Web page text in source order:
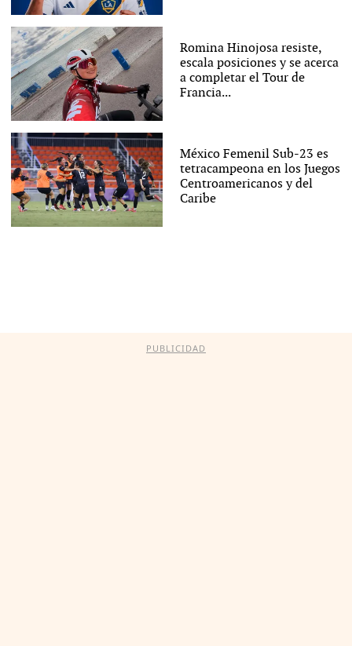
Romina Hinojosa resiste,
escala posiciones y se acerca
a completar el Tour de
Francia...
México Femenil Sub-23 es
tetracampeona en los Juegos
Centroamericanos y del
Caribe
PUBLICIDAD